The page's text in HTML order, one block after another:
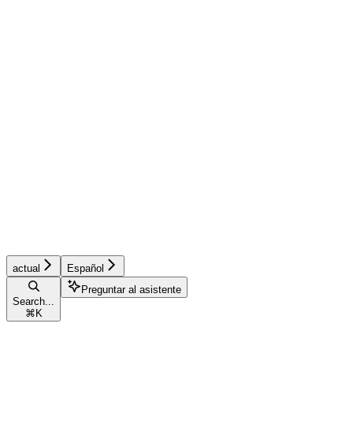
actual Español
Search...
⌘ K
Preguntar al asistente